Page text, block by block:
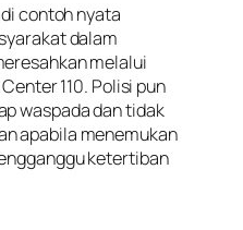
contoh nyata
dalam
melalui
110. Polisi pun
waspada dan tidak
apabila menemukan
ketertiban